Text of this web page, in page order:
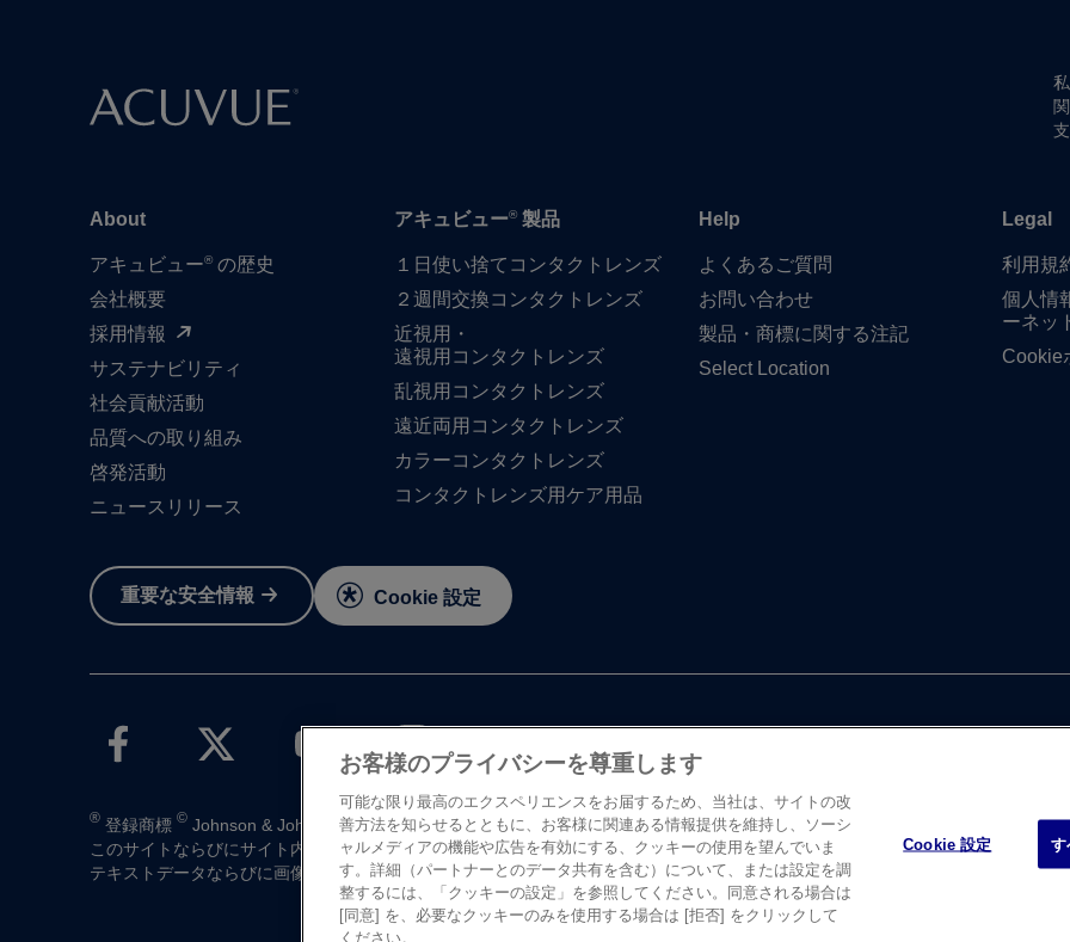
About
アキュビュー® の歴史
会社概要
採用情報
サステナビリティ
社会貢献活動
品質への​取り組み
啓発活動
ニュースリリース
アキュビュー®製品
１日​使い捨て​​コンタクトレンズ
２週間交換コンタクトレンズ
近視用・
遠視用コンタクトレンズ
乱視用コンタクトレンズ
遠近両用コンタクトレンズ
カラーコンタクトレンズ
コンタクトレンズ用ケア用品
Help
よく​ある​ご質問
お問い​合わせ
製品・商標に​関する​注記
Select Location
Legal
利用規
個人情
ーネッ
Cookie
重要な​安全情報 Cookie 設定
® 登録商標 © Johnson & Johnson K.K. 1997-2026
この​サイトならびに​サイト内の​コンテンツは、​ジョンソン・ エンド・ ジョンソン株式会社 ビジョンケア カンパニーに​よって、​
テキストデータならびに​画像データの​無断転載は​お断り​いたします。
お客様のプライバシーを尊重します
可能な限り最高のエクスペリエンスをお届するため、当社は、サイトの改
善方法を知らせるとともに、お客様に関連ある情報提供を維持し、ソーシ
ャルメディアの機能や広告を有効にする、クッキーの使用を望んでいま
す。詳細（パートナーとのデータ共有を含む）について、または設定を調
整するには、「クッキーの設定」を参照してください。同意される場合は
[同意] を、必要なクッキーのみを使用する場合は [拒否] をクリックして
ください。
Cookie 設定 す